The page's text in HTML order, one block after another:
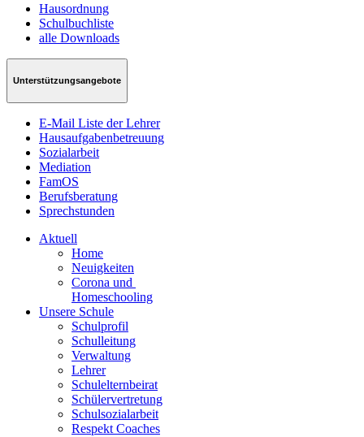
Hausordnung
Schulbuchliste
alle Downloads
Unterstützungsangebote
E-Mail Liste der Lehrer
Hausaufgabenbetreuung
Sozialarbeit
Mediation
FamOS
Berufsberatung
Sprechstunden
Aktuell
Home
Neuigkeiten
Corona und
Homeschooling
Unsere Schule
Schulprofil
Schulleitung
Verwaltung
Lehrer
Schulelternbeirat
Schülervertretung
Schulsozialarbeit
Respekt Coaches